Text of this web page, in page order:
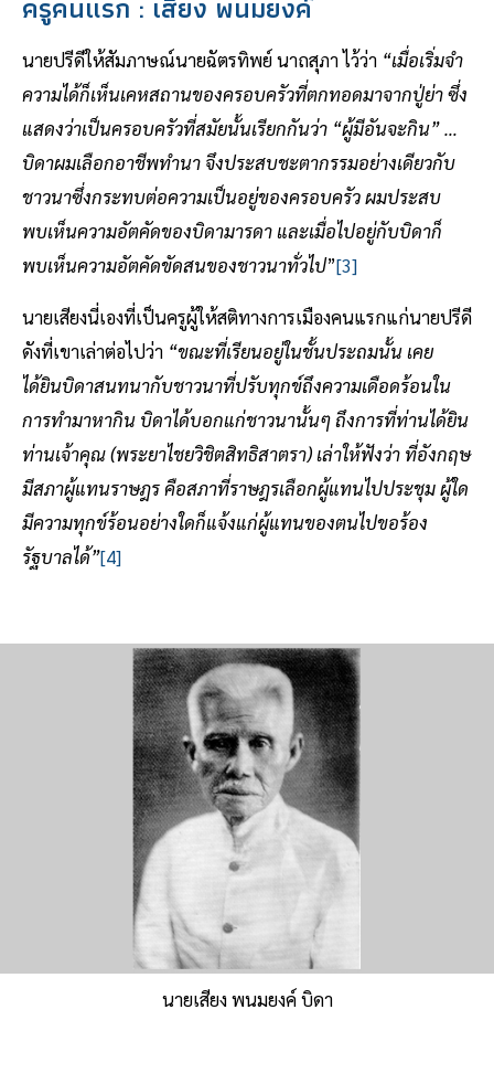
นายปรีดีให้สัมภาษณ์นายฉัตรทิพย์ นาถสุภา ไว้ว่า “เมื่อเริ่มจำ
ความได้ก็เห็นเคหสถานของครอบครัวที่ตกทอดมาจากปู่ย่า ซึ่ง
แสดงว่าเป็นครอบครัวที่สมัยนั้นเรียกกันว่า “ผู้มีอันจะกิน” …
บิดาผมเลือกอาชีพทำนา จึงประสบชะตากรรมอย่างเดียวกับ
ชาวนาซึ่งกระทบต่อความเป็นอยู่ของครอบครัว ผมประสบ
พบเห็นความอัตคัดของบิดามารดา และเมื่อไปอยู่กับบิดาก็
พบเห็นความอัตคัดขัดสนของชาวนาทั่วไป”[3]
นายเสียงนี่เองที่เป็นครูผู้ให้สติทางการเมืองคนแรกแก่นายปรีดี
ดังที่เขาเล่าต่อไปว่า “ขณะที่เรียนอยู่ในชั้นประถมนั้น เคย
ได้ยินบิดาสนทนากับชาวนาที่ปรับทุกข์ถึงความเดือดร้อนใน
การทำมาหากิน บิดาได้บอกแก่ชาวนานั้นๆ ถึงการที่ท่านได้ยิน
ท่านเจ้าคุณ (พระยาไชยวิชิตสิทธิสาตรา) เล่าให้ฟังว่า ที่อังกฤษ
มีสภาผู้แทนราษฎร คือสภาที่ราษฎรเลือกผู้แทนไปประชุม ผู้ใด
มีความทุกข์ร้อนอย่างใดก็แจ้งแก่ผู้แทนของตนไปขอร้อง
รัฐบาลได้”[4]
นายเสียง พนมยงค์ บิดา